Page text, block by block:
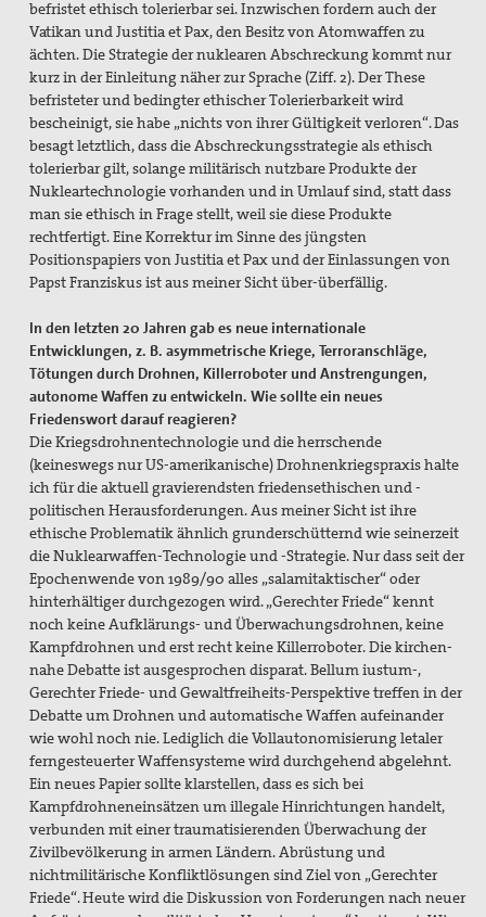
befristet ethisch tolerierbar sei. Inzwischen fordern auch der
Vatikan und Justitia et Pax, den Besitz von Atomwaffen zu
ächten. Die Strategie der nuklearen Abschreckung kommt nur
kurz in der Einleitung näher zur Sprache (Ziff. 2). Der These
befristeter und bedingter ethischer Tolerierbarkeit wird
bescheinigt, sie habe „nichts von ihrer Gültigkeit verloren“. Das
besagt letztlich, dass die Abschreckungsstrategie als ethisch
tolerierbar gilt, solange militärisch nutzbare Produkte der
Nukleartechnologie vorhanden und in Umlauf sind, statt dass
man sie ethisch in Frage stellt, weil sie diese Produkte
rechtfertigt. Eine Korrektur im Sinne des jüngsten
Positionspapiers von Justitia et Pax und der Einlassungen von
Papst Franziskus ist aus meiner Sicht über-überfällig.
In den letzten 20 Jahren gab es neue internationale
Entwicklungen, z. B. asymmetrische Kriege, Terroranschläge,
Tötungen durch Drohnen, Killerroboter und Anstrengungen,
autonome Waffen zu entwickeln. Wie sollte ein neues
Friedenswort darauf reagieren?
Die Kriegsdrohnentechnologie und die herrschende
(keineswegs nur US-amerikanische) Drohnenkriegspraxis halte
ich für die aktuell gravierendsten friedensethischen und -
politischen Herausforderungen. Aus meiner Sicht ist ihre
ethische Problematik ähnlich grunderschütternd wie seinerzeit
die Nuklearwaffen-Technologie und -Strategie. Nur dass seit der
Epochenwende von 1989/90 alles „salamitaktischer“ oder
hinterhältiger durchgezogen wird. „Gerechter Friede“ kennt
noch keine Aufklärungs- und Überwachungsdrohnen, keine
Kampfdrohnen und erst recht keine Killerroboter. Die kirchen-
nahe Debatte ist ausgesprochen disparat. Bellum iustum-,
Gerechter Friede- und Gewaltfreiheits-Perspektive treffen in der
Debatte um Drohnen und automatische Waffen aufeinander
wie wohl noch nie. Lediglich die Vollautonomisierung letaler
ferngesteuerter Waffensysteme wird durchgehend abgelehnt.
Ein neues Papier sollte klarstellen, dass es sich bei
Kampfdrohneneinsätzen um illegale Hinrichtungen handelt,
verbunden mit einer traumatisierenden Überwachung der
Zivilbevölkerung in armen Ländern. Abrüstung und
nichtmilitärische Konfliktlösungen sind Ziel von „Gerechter
Friede“. Heute wird die Diskussion von Forderungen nach neuer